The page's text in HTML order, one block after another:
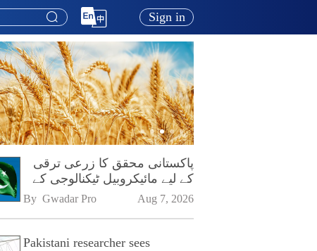
Sign in
پاکستانی محقق کا زرعی ترقی
کے لیے مائیکروبیل ٹیکنالوجی کے
فروغ پر زور
By Gwadar Pro Aug 7, 2026
Pakistani researcher sees